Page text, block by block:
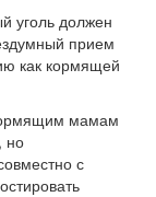
уголь должен
прием
как кормящей
мамам
но
с